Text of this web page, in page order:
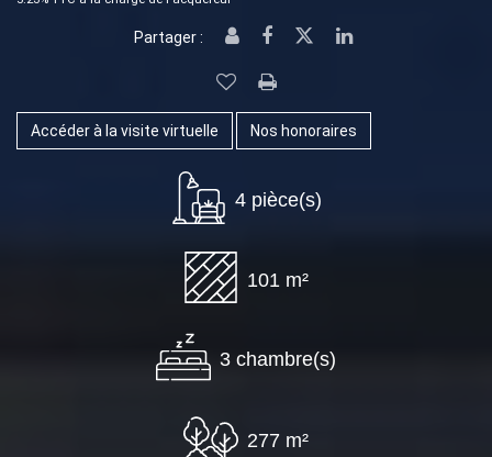
Partager :
Accéder à la visite virtuelle Nos honoraires
4 pièce(s)
101 m²
3 chambre(s)
277 m²